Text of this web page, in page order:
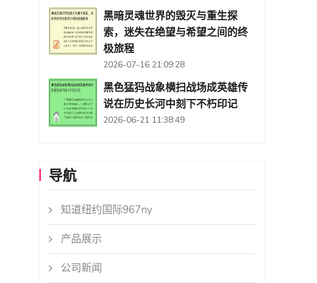
黑暗灵魂世界的毁灭与重生探
索，迷失在绝望与希望之间的终
极旅程
2026-07-16 21:09:28
黑色猛犸战象横扫战场成英雄传
说在历史长河中刻下不朽印记
2026-06-21 11:38:49
导航
知道纽约国际967ny
产品展示
公司新闻